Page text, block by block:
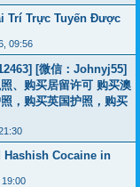
Trí Trực Tuyến Được
09:56
[微信：Johnyj55]
、购买居留许可 购买澳
，购买英国护照，购买
Hashish Cocaine in